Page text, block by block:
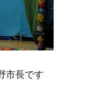
市長です